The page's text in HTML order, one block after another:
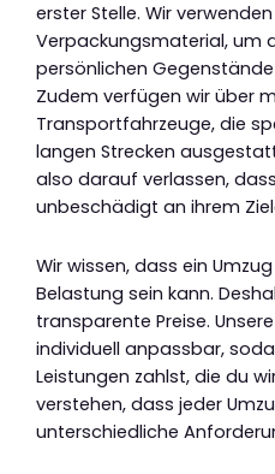
erster Stelle. Wir
Verpackungsmaterial, um
persönlichen
Zudem verfügen wir über
Transportfahrzeuge, die
langen Strecken
also darauf verlassen,
unbeschädigt an ihrem
Wir wissen, dass ein
Belastung sein kann.
transparente Preise.
individuell anpassbar,
Leistungen zahlst, die du
verstehen, dass jeder
unterschiedliche